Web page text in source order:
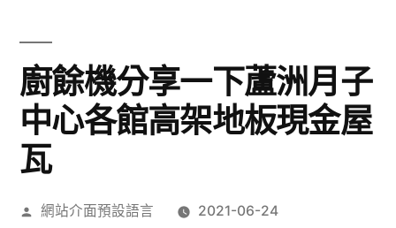
廚餘機分享一下蘆洲月子
中心各館高架地板現金屋
瓦
作
網站介面預設語言 2021-06-24